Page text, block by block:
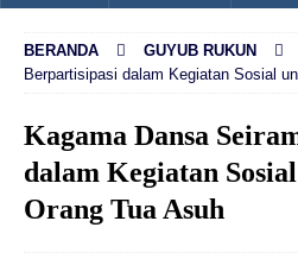
BERANDA GUYUB RUKUN
Berpartisipasi dalam Kegiatan Sosial
Kagama Dansa
dalam Kegiatan
Orang Tua Asuh